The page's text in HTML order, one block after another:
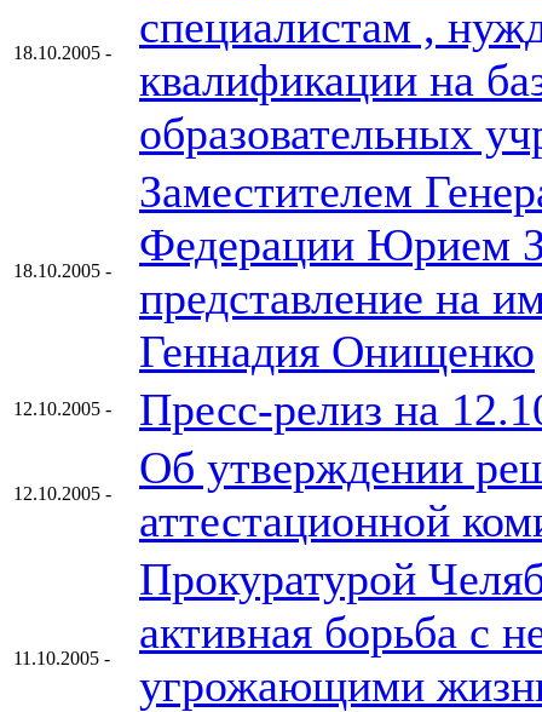
18.10.2005 -
специалистам ,
квалификации на
образовательных
18.10.2005 -
Заместителем
Федерации Юрием
представление на
Геннадия Онищенко
12.10.2005 - Пресс-релиз на
12.10.2005 -
Об утверждении
аттестационной
11.10.2005 -
Прокуратурой
активная борьба с
угрожающими